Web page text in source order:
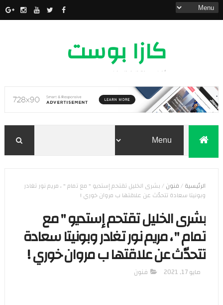
كازا بوست
أخبار مدينة الدار البيضاء
الرئيسية/فنون/بشرى الخليل تقتحم إستديو " مع تمام " ، مريم نور تغادر
وبونيتا سعادة تتحدّث عن علاقتها ب مروان خوري !
بشرى الخليل تقتحم إستديو " مع
تمام " ، مريم نور تغادر وبونيتا سعادة
تتحدّث عن علاقتها ب مروان خوري !
مايو 17, 2021 فنون